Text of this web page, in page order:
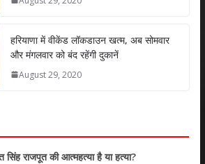
हरियाणा में वीकेंड लॉकडाउन खत्म, अब सोमवार
और मंगलवार को बंद रहेंगी दुकानें
August 29, 2020
राजपूत की आत्महत्या है या हत्या?